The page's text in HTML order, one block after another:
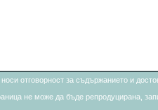
отговорност за съдържанието и
не може да бъде репродуцирана,